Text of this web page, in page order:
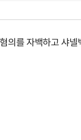
를 자백하고 샤